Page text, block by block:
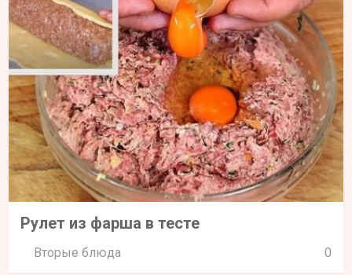
Рулет из фарша в тесте
Вторые блюда 0